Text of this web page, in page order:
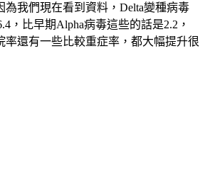
為我們現在看到資料，Delta變種病毒
，比早期Alpha病毒這些的話是2.2，
率還有一些比較重症率，都大幅提升很